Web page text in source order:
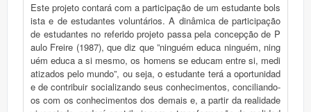
Este projeto contará com a participação de um estudante bols
ista e de estudantes voluntários. A dinâmica de participação
de estudantes no referido projeto passa pela concepção de P
aulo Freire (1987), que diz que ”ninguém educa ninguém, ning
uém educa a si mesmo, os homens se educam entre si, medi
atizados pelo mundo”, ou seja, o estudante terá a oportunidad
e de contribuir socializando seus conhecimentos, conciliando-
os com os conhecimentos dos demais e, a partir da realidade